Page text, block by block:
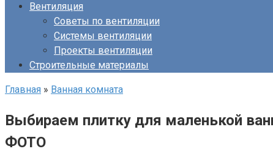
Вентиляция
Советы по вентиляции
Системы вентиляции
Проекты вентиляции
Строительные материалы
Главная » Ванная комната
Выбираем плитку для маленькой
ФОТО